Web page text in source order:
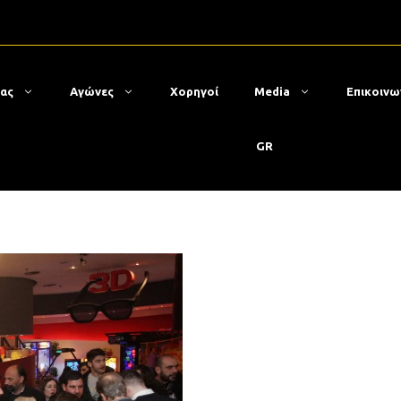
Αγώνες Χορηγοί Media
GR